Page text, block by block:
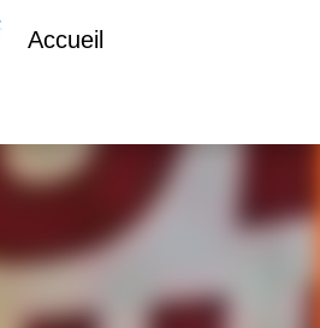
Accueil